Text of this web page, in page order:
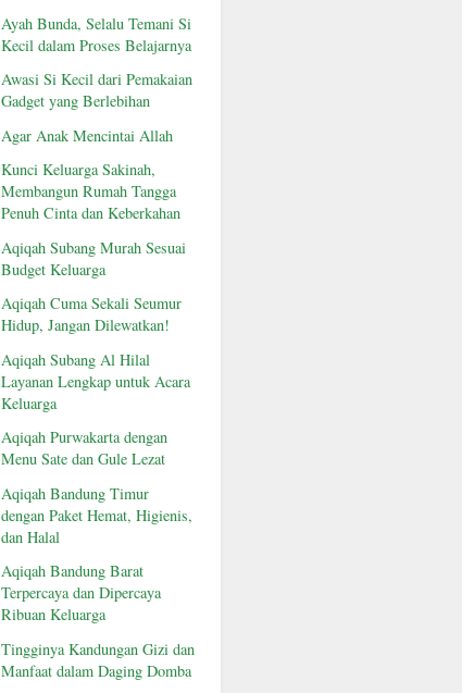
Ayah Bunda, Selalu Temani Si
Kecil dalam Proses Belajarnya
Awasi Si Kecil dari Pemakaian
Gadget yang Berlebihan
Agar Anak Mencintai Allah
Kunci Keluarga Sakinah,
Membangun Rumah Tangga
Penuh Cinta dan Keberkahan
Aqiqah Subang Murah Sesuai
Budget Keluarga
Aqiqah Cuma Sekali Seumur
Hidup, Jangan Dilewatkan!
Aqiqah Subang Al Hilal
Layanan Lengkap untuk Acara
Keluarga
Aqiqah Purwakarta dengan
Menu Sate dan Gule Lezat
Aqiqah Bandung Timur
dengan Paket Hemat, Higienis,
dan Halal
Aqiqah Bandung Barat
Terpercaya dan Dipercaya
Ribuan Keluarga
Tingginya Kandungan Gizi dan
Manfaat dalam Daging Domba